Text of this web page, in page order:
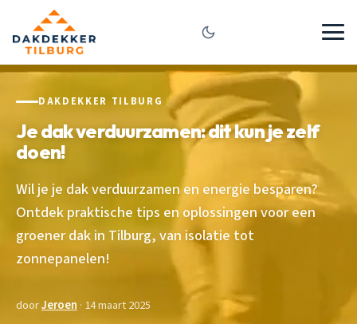
DAKDEKKER TILBURG
Je dak verduurzamen: dit kun je zelf
doen!
Wil je je dak verduurzamen en energie besparen?
Ontdek praktische tips en oplossingen voor een
groener dak in Tilburg, van isolatie tot
zonnepanelen!
doorJeroen · 14 maart 2025